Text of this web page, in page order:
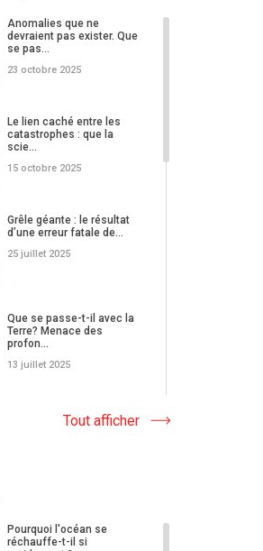
Anomalies que ne
devraient pas exister. Que
se pas...
23 octobre 2025
Le lien caché entre les
catastrophes : que la
scie...
15 octobre 2025
Grêle géante : le résultat
d’une erreur fatale de...
25 juillet 2025
Que se passe-t-il avec la
Terre? Menace des
profon...
13 juillet 2025
De nouvelles menaces :
les scénarios habituels
catastrophes naturelles
n’es...
Tout afficher
Pourquoi l'océan se
réchauffe-t-il si